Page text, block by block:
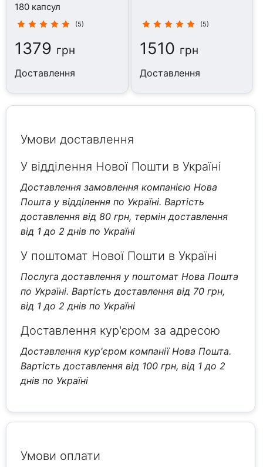
180 капсул
(5)
1379 грн
Доставлення
(5)
1510 грн
Доставлення
Умови доставлення
У відділення Нової Пошти в Україні
Доставлення замовлення компанією Нова
Пошта у відділення по Україні. Вартість
доставлення від 80 грн, термін доставлення
від 1 до 2 днів по Україні
У поштомат Нової Пошти в Україні
Послуга доставлення у поштомат Нова Пошта
по Україні. Вартість доставлення від 70 грн,
від 1 до 2 днів по Україні
Доставлення кур'єром за адресою
Доставлення кур'єром компанії Нова Пошта.
Вартість доставлення від 100 грн, від 1 до 2
днів по Україні
Умови оплати